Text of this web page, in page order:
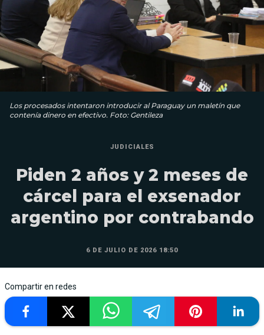
Los procesados intentaron introducir al Paraguay un maletín que
contenía dinero en efectivo. Foto: Gentileza
JUDICIALES
Piden 2 años y 2 meses de
cárcel para el exsenador
argentino por contrabando
6 DE JULIO DE 2026 18:50
Compartir en redes